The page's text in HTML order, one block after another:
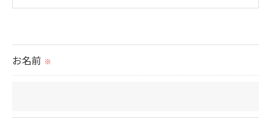
られた場合を除き、
お名前 ※